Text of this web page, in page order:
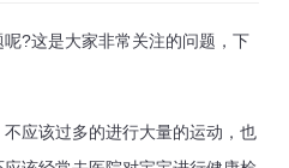
?这是大家非常关注的问题，下
应该过多的进行大量的运动，也